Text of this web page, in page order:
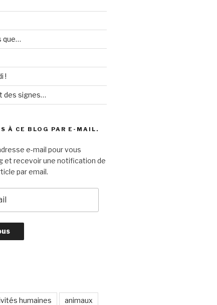
que…
!
des signes…
À CE BLOG PAR E-MAIL.
e-mail pour vous
et recevoir une notification de
par email.
humaines animaux